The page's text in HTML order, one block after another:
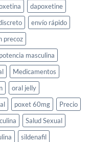
dapoxetine
envío rápido
precoz
masculina
Medicamentos
oral jelly
poxet 60mg
Precio
Salud Sexual
sildenafil